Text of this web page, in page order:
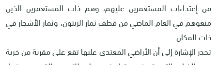
من إعتداءات المستعمرين عليهم، وهم ذات المستعمرين الذين
منعوهم في العام الماضي من قطف ثمار الزيتون، وثمار الأشجار في
ذات المكان.
تجدر الإشارة إلى أن الأراضي المعتدي عليها تقع على مقربة من خربة